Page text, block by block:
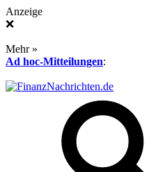
Anzeige
❌
Mehr »
Ad hoc-Mitteilungen: